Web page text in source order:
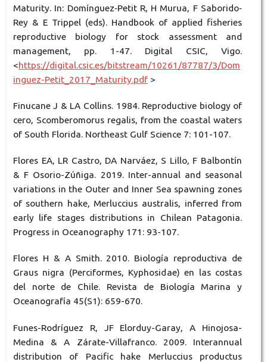
Maturity. In: Domínguez‐Petit R, H Murua, F Saborido‐
Rey & E Trippel (eds). Handbook of applied fisheries
reproductive biology for stock assessment and
management, pp. 1-47. Digital CSIC, Vigo.
<https://digital.csic.es/bitstream/10261/87787/3/Dom
inguez-Petit_2017_Maturity.pdf>
Finucane J & LA Collins. 1984. Reproductive biology of
cero, Scomberomorus regalis, from the coastal waters
of South Florida. Northeast Gulf Science 7: 101-107.
Flores EA, LR Castro, DA Narváez, S Lillo, F Balbontín
& F Osorio-Zúñiga. 2019. Inter-annual and seasonal
variations in the Outer and Inner Sea spawning zones
of southern hake, Merluccius australis, inferred from
early life stages distributions in Chilean Patagonia.
Progress in Oceanography 171: 93-107.
Flores H & A Smith. 2010. Biología reproductiva de
Graus nigra (Perciformes, Kyphosidae) en las costas
del norte de Chile. Revista de Biología Marina y
Oceanografía 45(S1): 659-670.
Funes-Rodríguez R, JF Elorduy-Garay, A Hinojosa-
Medina & A Zárate-Villafranco. 2009. Interannual
distribution of Pacific hake Merluccius productus